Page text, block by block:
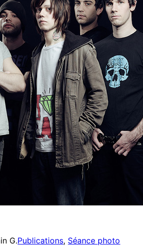
G.Publications, Séance photo